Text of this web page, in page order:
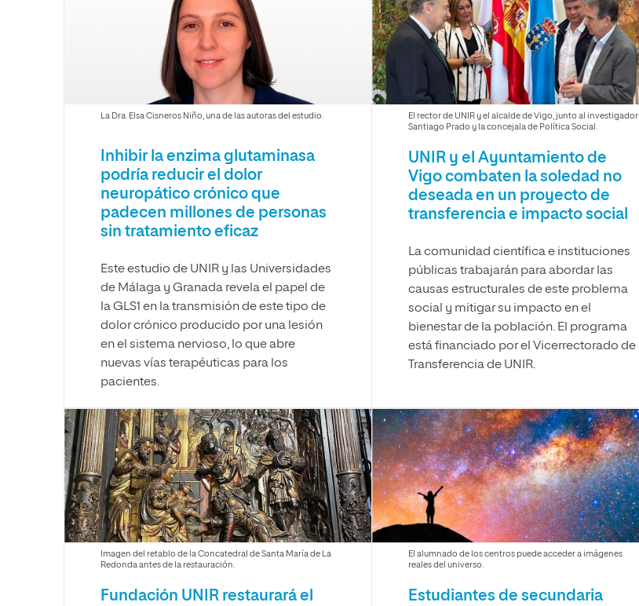
Ciencias Políticas y Relaciones
Internacionales
Acceso universitario para
mayores
Ciencias de la Salud
Ciencias Sociales
Humanidades
Artes
Ingeniería y Tecnología
Ciencias de la Salud
Ciencias Sociales
Humanidades
Música
Oficina de Movilidad
Internacional
Escuela de Humanidades
Normas de Organización y
Funcionamiento
La Dra. Elsa Cisneros Niño, una de las autoras del estudio.
Inhibir la enzima glutaminasa
podría reducir el dolor
neuropático crónico que
padecen millones de personas
sin tratamiento eficaz
Este estudio de UNIR y las Universidades
de Málaga y Granada revela el papel de
la GLS1 en la transmisión de este tipo de
dolor crónico producido por una lesión
en el sistema nervioso, lo que abre
nuevas vías terapéuticas para los
pacientes.
El rector de UNIR y el alcalde de Vigo, junto al investigador
Santiago Prado y la concejala de Política Social.
UNIR y el Ayuntamiento de
Vigo combaten la soledad no
deseada en un proyecto de
transferencia e impacto social
La comunidad científica e instituciones
públicas trabajarán para abordar las
causas estructurales de este problema
social y mitigar su impacto en el
bienestar de la población. El programa
está financiado por el Vicerrectorado de
Transferencia de UNIR.
Imagen del retablo de la Concatedral de Santa María de La
Redonda antes de la restauración.
Fundación UNIR restaurará el
El alumnado de los centros puede acceder a imágenes
reales del universo.
Estudiantes de secundaria